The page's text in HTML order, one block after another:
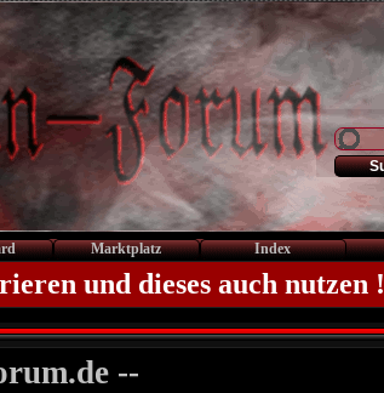
Marktplatz Index
und dieses auch nutzen !
--